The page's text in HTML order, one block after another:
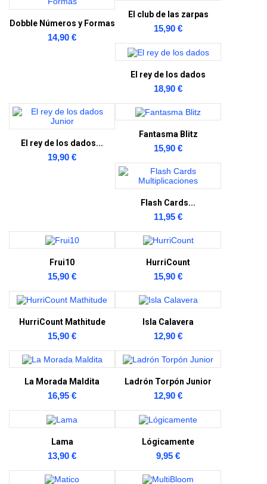
Dobble Números y Formas
14,90 €
El club de las zarpas
15,90 €
El rey de los dados
18,90 €
El rey de los dados...
19,90 €
Fantasma Blitz
15,90 €
Flash Cards...
11,95 €
Frui10
15,90 €
HurriCount
15,90 €
HurriCount Mathitude
15,90 €
Isla Calavera
12,90 €
La Morada Maldita
16,95 €
Ladrón Torpón Junior
12,90 €
Lama
13,90 €
Lógicamente
9,95 €